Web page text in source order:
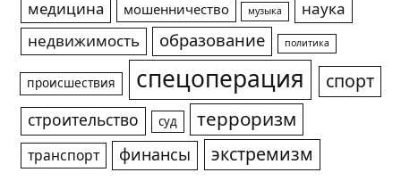
медицина
мошенничество музыка
наука
недвижимость
образование политика
происшествия спецоперация спорт
строительство суд терроризм
транспорт финансы экстремизм